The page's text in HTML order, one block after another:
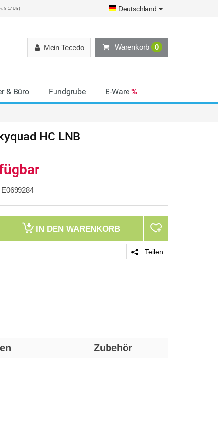
8-17 Uhr) Deutschland
Warenkorb 0
Mein Tecedo
& Büro Fundgrube B-Ware %
HC LNB
E0699284
IN DEN WARENKORB
Teilen
Zubehör